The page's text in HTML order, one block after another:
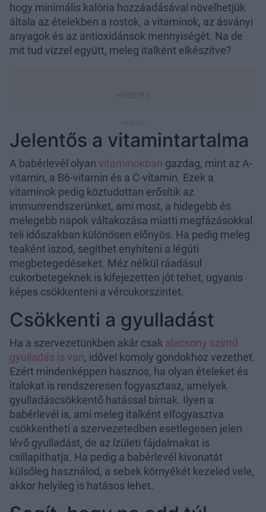
hogy minimális kalória hozzáadásával növelhetjük
általa az ételekben a rostok, a vitaminok, az ásványi
anyagok és az antioxidánsok mennyiségét. Na de
mit tud vízzel együtt, meleg italként elkészítve?
Jelentős a vitamintartalma
A babérlevél olyan vitaminokban gazdag, mint az A-
vitamin, a B6-vitamin és a C-vitamin. Ezek a
vitaminok pedig köztudottan erősítik az
immunrendszerünket, ami most, a hidegebb és
melegebb napok váltakozása miatti megfázásokkal
teli időszakban különösen előnyös. Ha pedig meleg
teaként iszod, segíthet enyhíteni a légúti
megbetegedéseket. Méz nélkül ráadásul
cukorbetegeknek is kifejezetten jót tehet, ugyanis
képes csökkenteni a vércukorszintet.
Csökkenti a gyulladást
Ha a szervezetünkben akár csak alacsony szintű
gyulladás is van, idővel komoly gondokhoz vezethet.
Ezért mindenképpen hasznos, ha olyan ételeket és
italokat is rendszeresen fogyasztasz, amelyek
gyulladáscsökkentő hatással bírnak. Ilyen a
babérlevél is, ami meleg italként elfogyasztva
csökkentheti a szervezetedben esetlegesen jelen
lévő gyulladást, de az ízületi fájdalmakat is
csillapíthatja. Ha pedig a babérlevél kivonatát
külsőleg használod, a sebek környékét kezeled vele,
akkor helyileg is hatásos lehet.